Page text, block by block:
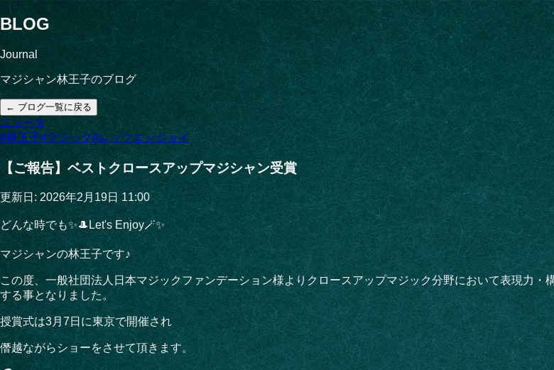
BLOG
Journal
マジシャン林王子のブログ
← ブログ一覧に戻る
ニュース
#林王子#マジック#レッツエンジョイ
【ご報告】ベストクロースアップマジシャン受賞
更新日: 2026年2月19日 11:00
どんな時でも✨🎩Let's Enjoy🪄✨
マジシャンの林王子です♪
この度、一般社団法人日本マジックファンデーション様よりクロースアップマジック分野において表現力
する事となりました。
授賞式は3月7日に東京で開催され
僭越ながらショーをさせて頂きます。